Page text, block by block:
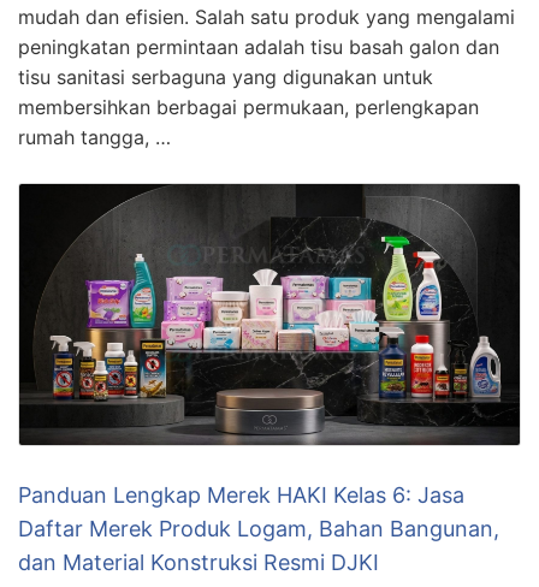
mudah dan efisien. Salah satu produk yang mengalami
peningkatan permintaan adalah tisu basah galon dan
tisu sanitasi serbaguna yang digunakan untuk
membersihkan berbagai permukaan, perlengkapan
rumah tangga, …
Panduan Lengkap Merek HAKI Kelas 6: Jasa
Daftar Merek Produk Logam, Bahan Bangunan,
dan Material Konstruksi Resmi DJKI